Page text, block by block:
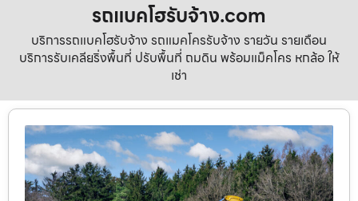
รถแบคโฮรับจ้าง.com
บริการรถแบคโฮรับจ้าง รถแมคโครรับจ้าง รายวัน รายเดือน
บริการรับเคลียริ่งพื้นที่ ปรับพื้นที่ ถมดิน พร้อมแม็คโคร หกล้อ ให้
เช่า